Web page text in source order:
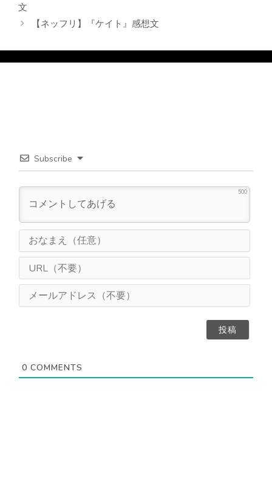
文
【ネッフリ】『ケイト』感想文
Subscribe
500
ま
（
意
L
（
0 COMMENTS